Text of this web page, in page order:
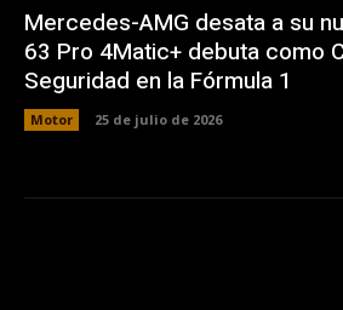
Mercedes-AMG desata a su
63 Pro 4Matic+ debuta como
Seguridad en la Fórmula 1
Motor 25 de julio de 2026